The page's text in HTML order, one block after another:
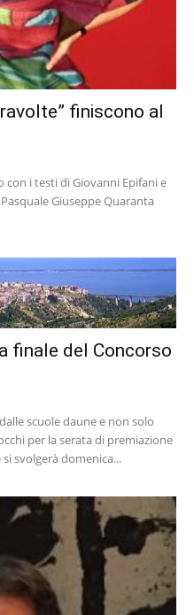
finiscono al
con i testi di Giovanni Epifani e
Giuseppe Quaranta
finale del Concorso
scuole daune e non solo
per la serata di premiazione
svolgerà domenica...